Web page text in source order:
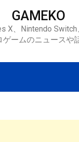
GAMEKO
X、Nintendo
ゲームのニュースや